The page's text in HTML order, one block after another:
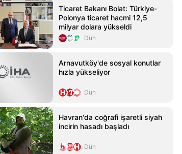
Ticaret Bakanı Bolat: Türkiye-
Polonya ticaret hacmi 12,5
milyar dolara yükseldi
Dün
Arnavutköy'de sosyal konutlar
hızla yükseliyor
Dün
Havran'da coğrafi işaretli siyah
incirin hasadı başladı
Dün